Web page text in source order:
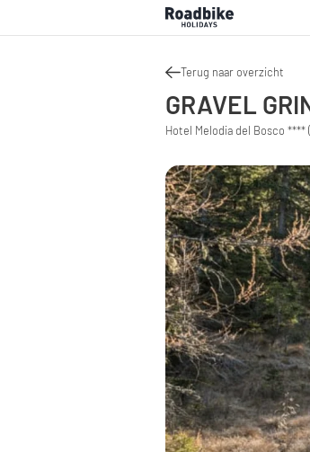
Terug naar overzicht
GRAVEL
Hotel Melodia del Bosco